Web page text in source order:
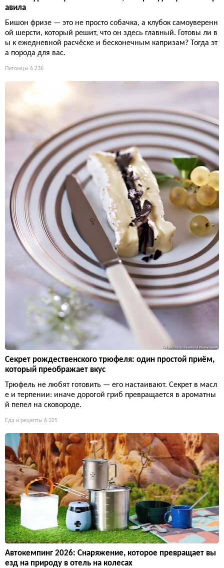
авила
Бишон фризе — это не просто собачка, а клубок самоуверенн
ой шерсти, который решит, что он здесь главный. Готовы ли в
ы к ежедневной расчёске и бесконечным капризам? Тогда эт
а порода для вас.
Питомцы 6 236
Секрет рождественского трюфеля: один простой приём,
который преображает вкус
Трюфель не любят готовить — его настаивают. Секрет в масл
е и терпении: иначе дорогой гриб превращается в ароматны
й пепел на сковороде.
Еда и рецепты 6 325
Автокемпинг 2026: Снаряжение, которое превращает вы
езд на природу в отель на колесах